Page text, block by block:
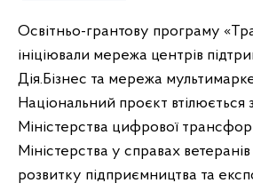
Освітньо-грантову програму
ініціювали мережа центрів
Дія.Бізнес та мережа
Національний проєкт втілюється
Міністерства цифрової
Міністерства у справах
розвитку підприємництва та